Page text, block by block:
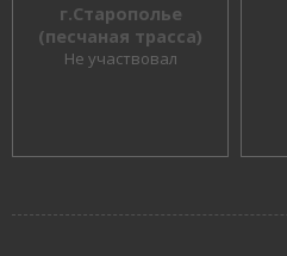
г.Старополье
(песчаная трасса)
Не участвовал